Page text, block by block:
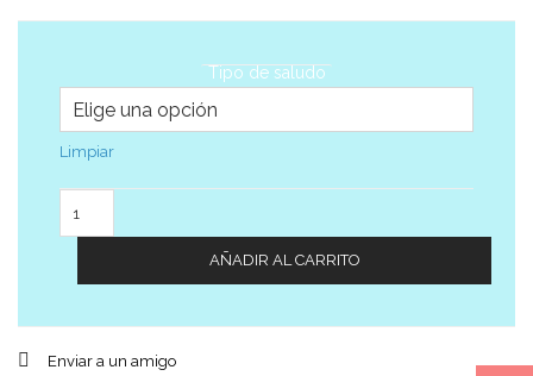
Tipo de saludo
Limpiar
AÑADIR AL CARRITO
Enviar a un amigo